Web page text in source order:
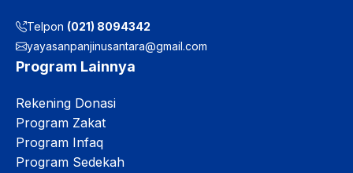
Telpon (021) 8094342
yayasanpanjinusantara@gmail.com
Program Lainnya
Rekening Donasi
Program Zakat
Program Infaq
Program Sedekah